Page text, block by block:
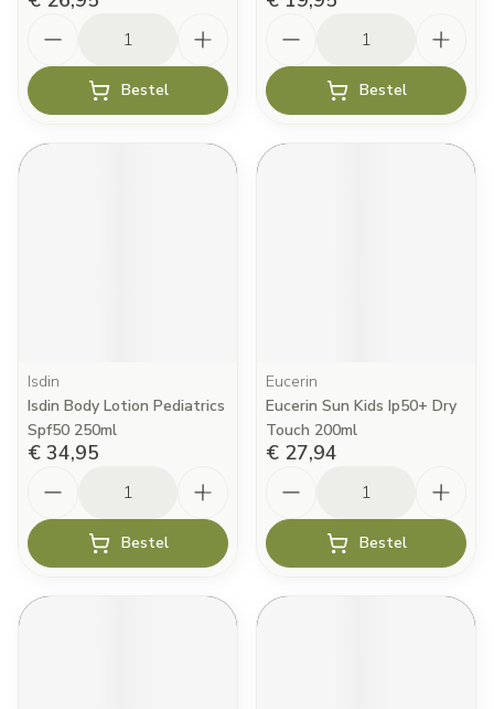
Bestel Bestel
Isdin
Isdin Body Lotion Pediatrics
Spf50 250ml
€ 34,95
Bestel
Eucerin
Eucerin Sun Kids Ip50+ Dry
Touch 200ml
€ 27,94
Bestel